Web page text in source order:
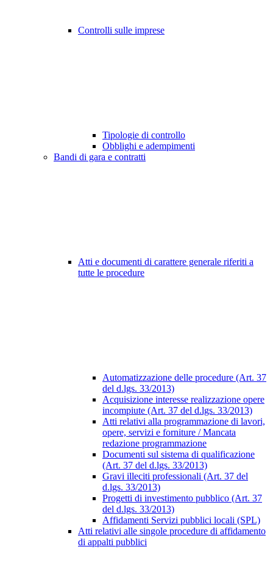
Controlli sulle imprese
Tipologie di controllo
Obblighi e adempimenti
Bandi di gara e contratti
Atti e documenti di carattere generale riferiti a
tutte le procedure
Automatizzazione delle procedure (Art. 37
del d.lgs. 33/2013)
Acquisizione interesse realizzazione opere
incompiute (Art. 37 del d.lgs. 33/2013)
Atti relativi alla programmazione di lavori,
opere, servizi e forniture / Mancata
redazione programmazione
Documenti sul sistema di qualificazione
(Art. 37 del d.lgs. 33/2013)
Gravi illeciti professionali (Art. 37 del
d.lgs. 33/2013)
Progetti di investimento pubblico (Art. 37
del d.lgs. 33/2013)
Affidamenti Servizi pubblici locali (SPL)
Atti relativi alle singole procedure di affidamento
di appalti pubblici